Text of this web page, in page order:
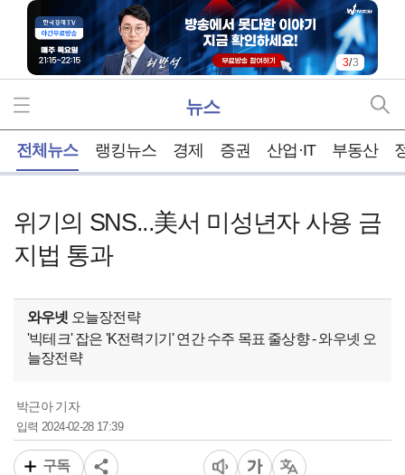
1/3
뉴스
전체뉴스 랭킹뉴스 경제 증권 산업·IT 부동산
위기의 SNS...美서 미성년자 사용 금
지법 통과
와우넷 오늘장전략
'빅테크' 잡은 'K전력기기' 연간 수주 목표 줄상향 - 와우넷 오
늘장전략
박근아 기자
입력 2024-02-28 17:39
구독